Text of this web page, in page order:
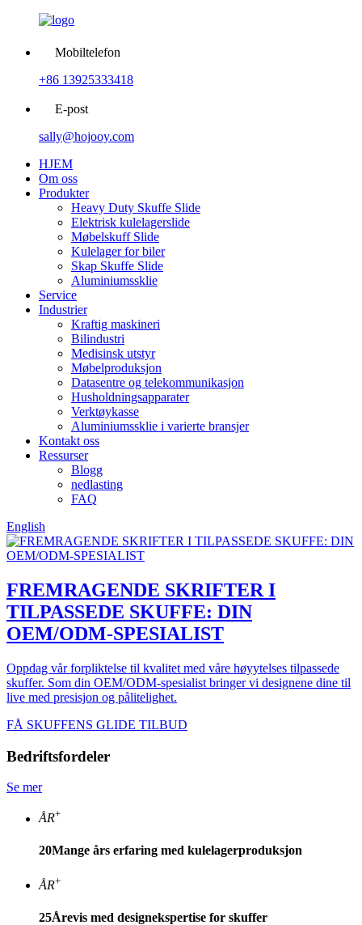
Mobiltelefon
+86 13925333418
E-post
sally@hojooy.com
HJEM
Om oss
Produkter
Heavy Duty Skuffe Slide
Elektrisk kulelagerslide
Møbelskuff Slide
Kulelager for biler
Skap Skuffe Slide
Aluminiumssklie
Service
Industrier
Kraftig maskineri
Bilindustri
Medisinsk utstyr
Møbelproduksjon
Datasentre og telekommunikasjon
Husholdningsapparater
Verktøykasse
Aluminiumssklie i varierte bransjer
Kontakt oss
Ressurser
Blogg
nedlasting
FAQ
English
FREMRAGENDE SKRIFTER I
TILPASSEDE SKUFFE: DIN
OEM/ODM-SPESIALIST
Oppdag vår forpliktelse til kvalitet med våre høyytelses tilpassede
skuffer. Som din OEM/ODM-spesialist bringer vi designene dine til
live med presisjon og pålitelighet.
FÅ SKUFFENS GLIDE TILBUD
Bedriftsfordeler
Se mer
ÅR+
20Mange års erfaring med kulelagerproduksjon
ÅR+
25Årevis med designekspertise for skuffer